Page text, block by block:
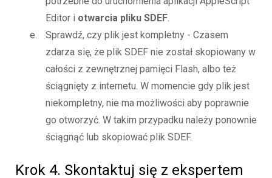
Editor i otwarcia pliku SDEF.
Sprawdź, czy plik jest kompletny - Czasem
zdarza się, że plik SDEF nie został skopiowany w
całości z zewnętrznej pamięci Flash, albo też
ściągnięty z internetu. W momencie gdy plik jest
niekompletny, nie ma możliwości aby poprawnie
go otworzyć. W takim przypadku należy ponownie
ściągnąć lub skopiować plik SDEF.
Krok 4. Skontaktuj się z ekspertem